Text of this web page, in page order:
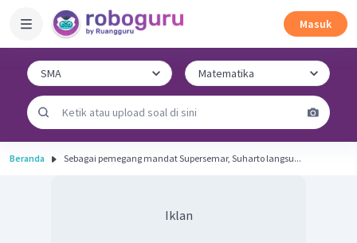
Masuk
Beranda Sebagai pemegang mandat Supersemar, Suharto langsu...
Iklan